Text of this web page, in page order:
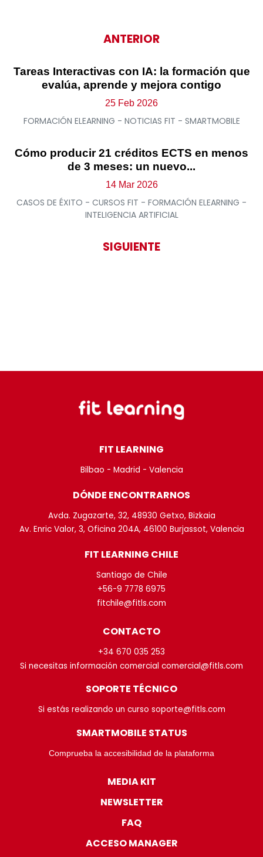
ANTERIOR
Tareas Interactivas con IA: la formación que
evalúa, aprende y mejora contigo
25 Feb 2026
FORMACIÓN ELEARNING - NOTICIAS FIT - SMARTMOBILE
Cómo producir 21 créditos ECTS en menos
de 3 meses: un nuevo...
14 Mar 2026
CASOS DE ÉXITO - CURSOS FIT - FORMACIÓN ELEARNING -
INTELIGENCIA ARTIFICIAL
SIGUIENTE
FIT LEARNING
Bilbao - Madrid - Valencia
DÓNDE ENCONTRARNOS
Avda. Zugazarte, 32, 48930 Getxo, Bizkaia
Av. Enric Valor, 3, Oficina 204A, 46100 Burjassot, Valencia
FIT LEARNING CHILE
Santiago de Chile
+56-9 7778 6975
fitchile@fitls.com
CONTACTO
+34 670 035 253
Si necesitas información comercial comercial@fitls.com
SOPORTE TÉCNICO
Si estás realizando un curso soporte@fitls.com
SMARTMOBILE STATUS
Comprueba la accesibilidad de la plataforma
MEDIA KIT
NEWSLETTER
FAQ
ACCESO MANAGER